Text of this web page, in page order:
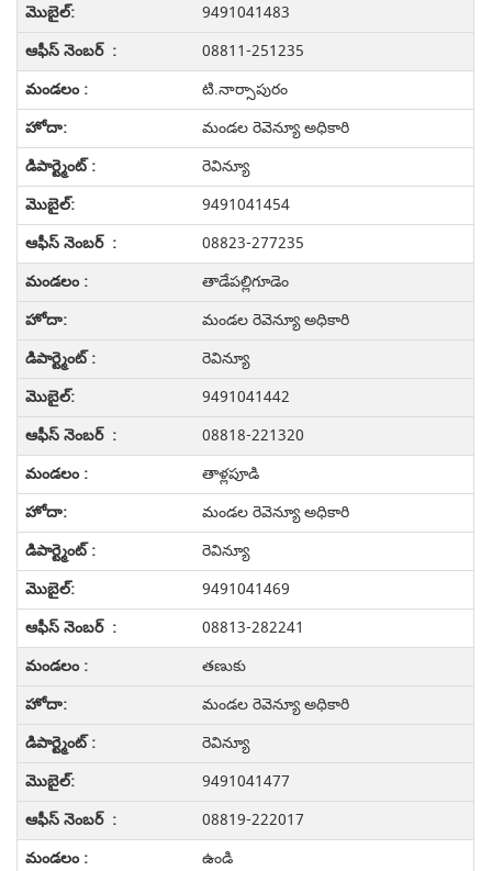
9491041483
08811-251235
టి.నార్సాపురం
మండల రెవెన్యూ అధికారి
రెవిన్యూ
9491041454
08823-277235
తాడేపల్లిగూడెం
మండల రెవెన్యూ అధికారి
రెవిన్యూ
9491041442
08818-221320
తాళ్లపూడి
మండల రెవెన్యూ అధికారి
రెవిన్యూ
9491041469
08813-282241
తణుకు
మండల రెవెన్యూ అధికారి
రెవిన్యూ
9491041477
08819-222017
ఉండి